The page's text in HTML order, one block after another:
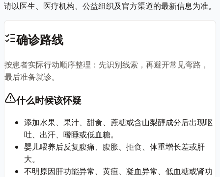
请以医生、医疗机构、公益组织及官方渠道的最新信息为准。
确诊路线
按患者实际行动顺序整理：先识别线索，再避开常见弯路，
最后准备就诊。
什么时候该怀疑
添加水果、果汁、甜食、蔗糖或含山梨醇成分后出现呕
吐、出汗、嗜睡或低血糖。
婴儿喂养后反复腹痛、腹胀、拒食、体重增长差或肝
大。
不明原因肝功能异常、黄疸、凝血异常、低血糖或肾功